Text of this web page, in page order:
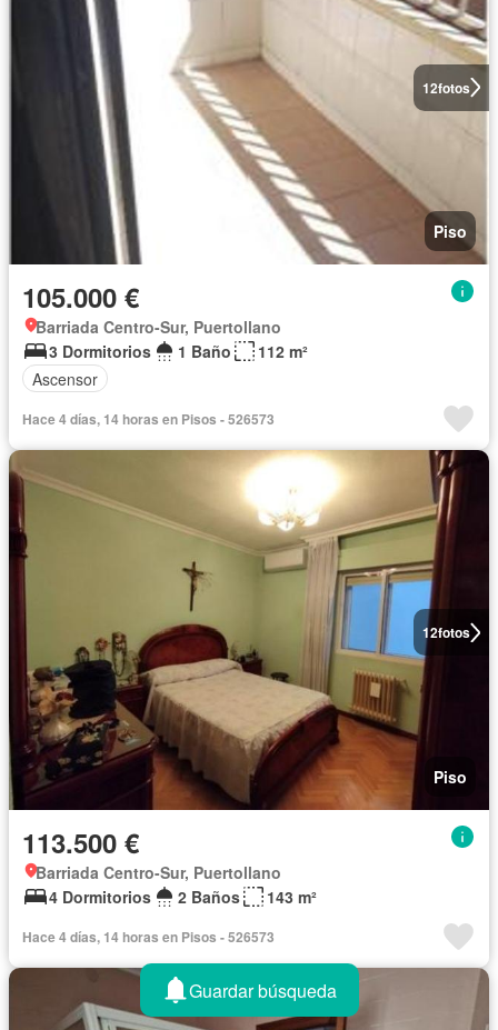
12fotos
Piso
105.000 €
Barriada Centro-Sur, Puertollano
3 Dormitorios
1 Baño
112 m²
Ascensor
Hace 4 días, 14 horas en Pisos - 526573
12fotos
Piso
113.500 €
Barriada Centro-Sur, Puertollano
4 Dormitorios
2 Baños 143 m²
Hace 4 días, 14 horas en Pisos - 526573
Guardar búsqueda